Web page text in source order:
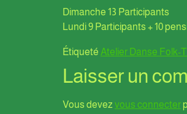
Dimanche 13 Participants
Lundi 9 Participants + 10
Étiqueté Atelier Danse Folk-
Laisser un
Vous devez vous connecter